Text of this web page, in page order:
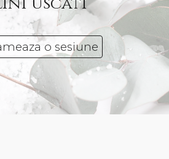
o sesiune